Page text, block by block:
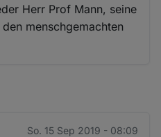
Herr Prof Mann, seine
menschgemachten
So. 15 Sep 2019 - 08:09